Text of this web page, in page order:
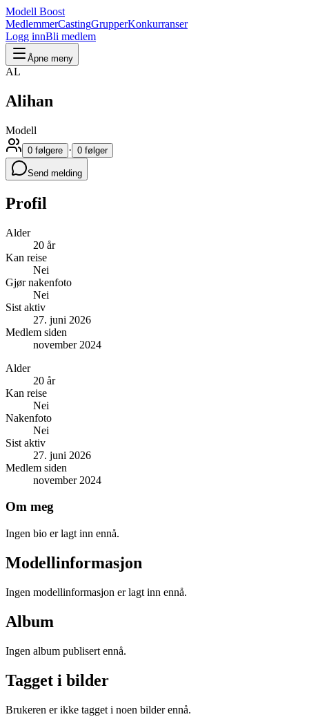
Modell Boost
MedlemmerCastingGrupperKonkurranser
Logg innBli medlem
Åpne meny
AL
Alihan
Modell
0 følgere · 0 følger
Send melding
Profil
Alder
20 år
Kan reise
Nei
Gjør nakenfoto
Nei
Sist aktiv
27. juni 2026
Medlem siden
november 2024
Alder
20 år
Kan reise
Nei
Nakenfoto
Nei
Sist aktiv
27. juni 2026
Medlem siden
november 2024
Om meg
Ingen bio er lagt inn ennå.
Modellinformasjon
Ingen modellinformasjon er lagt inn ennå.
Album
Ingen album publisert ennå.
Tagget i bilder
Brukeren er ikke tagget i noen bilder ennå.